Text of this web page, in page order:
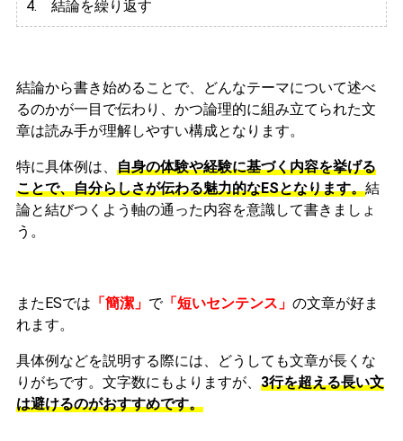
4. 結論を繰り返す
結論から書き始めることで、どんなテーマについて述べ
るのかが一目で伝わり、かつ論理的に組み立てられた文
章は読み手が理解しやすい構成となります。
特に具体例は、 自身の体験や経験に基づく内容を挙げる
ことで、自分らしさが伝わる魅力的なESとなります。結
論と結びつくよう軸の通った内容を意識して書きましょ
う。
またESでは 「簡潔」 で「短いセンテンス」 の文章が好ま
れます。
具体例などを説明する際には、どうしても文章が長くな
りがちです。文字数にもよりますが、 3行を超える長い文
は避けるのがおすすめです。